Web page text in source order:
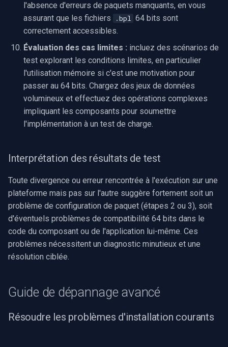
l'absence d'erreurs de paquets manquants, en vous
assurant que les fichiers
.bpl 64 bits sont
correctement accessibles.
Évaluation des cas limites : incluez des scénarios de
test explorant les conditions limites, en particulier
l'utilisation mémoire si c'est une motivation pour
passer au 64 bits. Chargez des jeux de données
volumineux et effectuez des opérations complexes
impliquant les composants pour soumettre
l'implémentation à un test de charge.
Interprétation des résultats de test
Toute divergence ou erreur rencontrée à l'exécution sur une
plateforme mais pas sur l'autre suggère fortement soit un
problème de configuration de paquet (étapes 2 ou 3), soit
d'éventuels problèmes de compatibilité 64 bits dans le
code du composant ou de l'application lui-même. Ces
problèmes nécessitent un diagnostic minutieux et une
résolution ciblée.
Guide de dépannage avancé
Résoudre les problèmes d'installation courants